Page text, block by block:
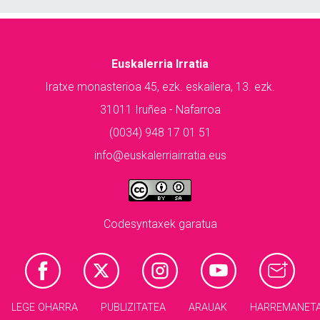
Euskalerria Irratia
Iratxe monasterioa 45, ezk. eskailera, 13. ezk.
31011 Iruñea - Nafarroa
(0034) 948 17 01 51
info@euskalerriairratia.eus
Codesyntaxek garatua
LEGE OHARRA PUBLIZITATEA ARAUAK